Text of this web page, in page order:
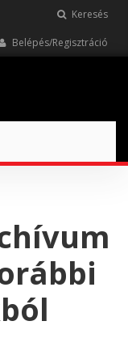
Keresés
Belépés/Regisztráció